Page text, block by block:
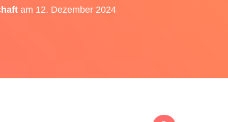
am 12. Dezember 2024